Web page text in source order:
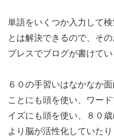
単語をいくつか入力して
とは解決できるので、そ
プレスでブログが書けて
６０の手習いはなかなか
ことにも頭を使い、ワー
イズにも頭を使い、８０
より脳が活性化していたり